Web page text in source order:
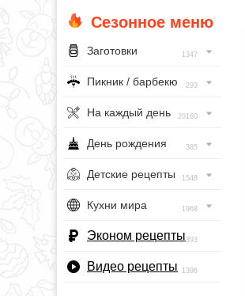
Сезонное меню
Заготовки 1347
Пикник / барбекю 293
На каждый день 20160
День рождения 385
Детские рецепты 1548
Кухни мира 1968
Эконом рецепты393
Видео рецепты 1396